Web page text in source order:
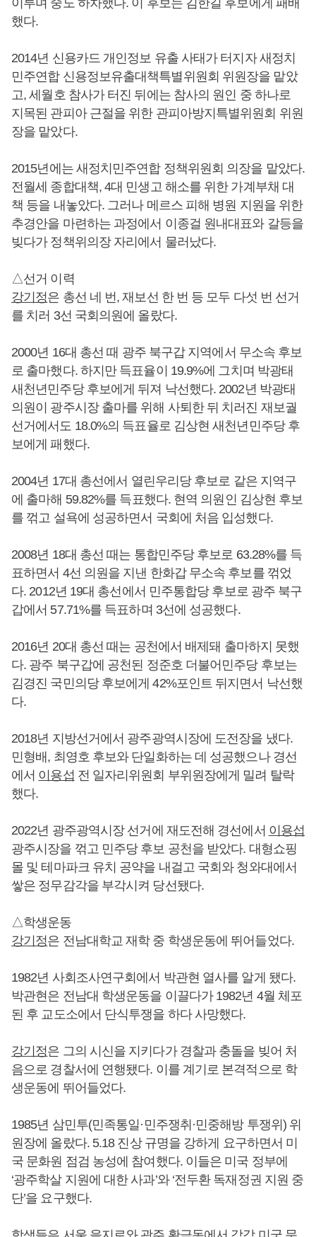
이루며 중도 하차했다. 이 후보는 김한길 후보에게 패배
했다.
2014년 신용카드 개인정보 유출 사태가 터지자 새정치
민주연합 신용정보유출대책특별위원회 위원장을 맡았
고, 세월호 참사가 터진 뒤에는 참사의 원인 중 하나로
지목된 관피아 근절을 위한 관피아방지특별위원회 위원
장을 맡았다.
2015년에는 새정치민주연합 정책위원회 의장을 맡았다.
전월세 종합대책, 4대 민생고 해소를 위한 가계부채 대
책 등을 내놓았다. 그러나 메르스 피해 병원 지원을 위한
추경안을 마련하는 과정에서 이종걸 원내대표와 갈등을
빚다가 정책위의장 자리에서 물러났다.
△선거 이력
강기정은 총선 네 번, 재보선 한 번 등 모두 다섯 번 선거
를 치러 3선 국회의원에 올랐다.
2000년 16대 총선 때 광주 북구갑 지역에서 무소속 후보
로 출마했다. 하지만 득표율이 19.9%에 그치며 박광태
새천년민주당 후보에게 뒤져 낙선했다. 2002년 박광태
의원이 광주시장 출마를 위해 사퇴한 뒤 치러진 재보궐
선거에서도 18.0%의 득표율로 김상현 새천년민주당 후
보에게 패했다.
2004년 17대 총선에서 열린우리당 후보로 같은 지역구
에 출마해 59.82%를 득표했다. 현역 의원인 김상현 후보
를 꺾고 설욕에 성공하면서 국회에 처음 입성했다.
2008년 18대 총선 때는 통합민주당 후보로 63.28%를 득
표하면서 4선 의원을 지낸 한화갑 무소속 후보를 꺾었
다. 2012년 19대 총선에서 민주통합당 후보로 광주 북구
갑에서 57.71%를 득표하며 3선에 성공했다.
2016년 20대 총선 때는 공천에서 배제돼 출마하지 못했
다. 광주 북구갑에 공천된 정준호 더불어민주당 후보는
김경진 국민의당 후보에게 42%포인트 뒤지면서 낙선했
다.
2018년 지방선거에서 광주광역시장에 도전장을 냈다.
민형배, 최영호 후보와 단일화하는 데 성공했으나 경선
에서 이용섭 전 일자리위원회 부위원장에게 밀려 탈락
했다.
2022년 광주광역시장 선거에 재도전해 경선에서 이용섭
광주시장을 꺾고 민주당 후보 공천을 받았다. 대형쇼핑
몰 및 테마파크 유치 공약을 내걸고 국회와 청와대에서
쌓은 정무감각을 부각시켜 당선됐다.
△학생운동
강기정은 전남대학교 재학 중 학생운동에 뛰어들었다.
1982년 사회조사연구회에서 박관현 열사를 알게 됐다.
박관현은 전남대 학생운동을 이끌다가 1982년 4월 체포
된 후 교도소에서 단식투쟁을 하다 사망했다.
강기정은 그의 시신을 지키다가 경찰과 충돌을 빚어 처
음으로 경찰서에 연행됐다. 이를 계기로 본격적으로 학
생운동에 뛰어들었다.
1985년 삼민투(민족통일·민주쟁취·민중해방 투쟁위) 위
원장에 올랐다. 5.18 진상 규명을 강하게 요구하면서 미
국 문화원 점검 농성에 참여했다. 이들은 미국 정부에
‘광주학살 지원에 대한 사과’와 ‘전두환 독재정권 지원 중
단’을 요구했다.